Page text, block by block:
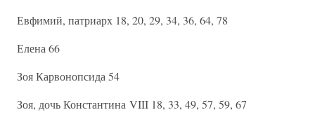
Евфимий, патриарх 18, 20, 29, 34, 36, 64, 78
Елена 66
Зоя Карвонопсида 54
Зоя, дочь Константина VIII 18, 33, 49, 57, 59, 67